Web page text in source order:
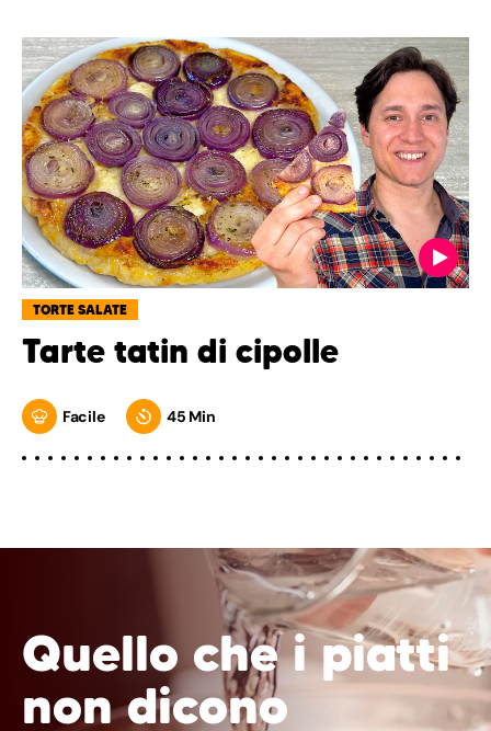
TORTE SALATE
Tarte tatin di cipolle
Facile 45 Min
Quello che i piatti
non dicono